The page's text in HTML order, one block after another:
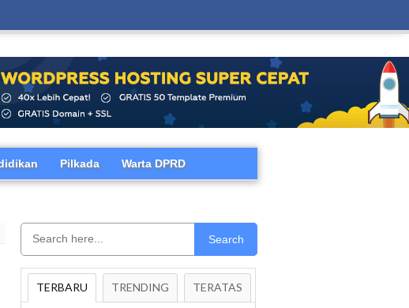
Pilkada Warta DPRD
Search
TERBARU TRENDING TERATAS